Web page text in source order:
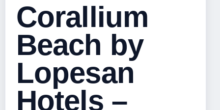
Corallium
Beach by
Lopesan
Hotels –